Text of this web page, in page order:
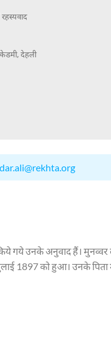
देहली
गये उनके अनुवाद हैं। मुनव्वर
1897 को हुआ। उनके पिता
रहा। 1927 में वह दिल्ली आ